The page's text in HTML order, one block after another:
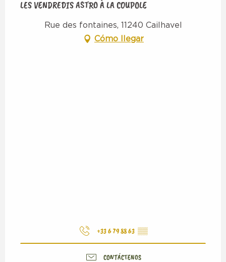
LES VENDREDIS ASTRO À LA COUPOLE
Rue des fontaines, 11240 Cailhavel
Cómo llegar
+33 6 79 88 63 ▒▒
CONTÁCTENOS